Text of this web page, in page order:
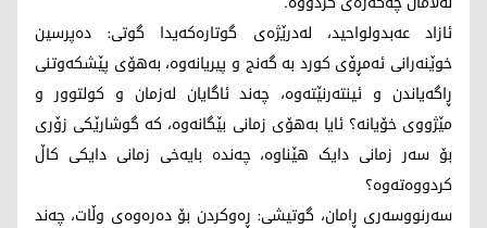
ئازاد عەبدولواحید، لەدرێژەی گوتارەکەیدا گوتی: دەپرسین
خوێنەرانی ئەمڕۆی کورد بە گەنج و پیریانەوە، بەهۆی پێشکەوتنی
ڕاگەیاندن و ئینتەرنێتەوە، چەند ئاگایان لەزمان و کولتوور و
مێژووی خۆیانە؟ ئایا بەهۆی زمانی بێگانەوە، کە گوشارێکی زۆری
بۆ سەر زمانی دایک هێناوە، چەندە بایەخی زمانی دایکی کاڵ
کردووەتەوە؟
سەرنووسەری ڕامان، گوتیشی: ڕەوکردن بۆ دەرەوەی وڵات، چەند